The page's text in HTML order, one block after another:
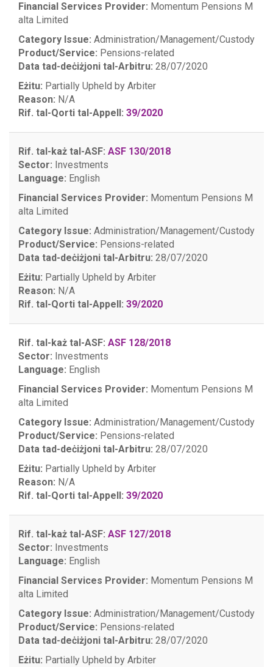
Financial Services Provider: Momentum Pensions M
alta Limited
Category Issue: Administration/Management/Custody
Product/Service: Pensions-related
Data tad-deċiżjoni tal-Arbitru: 28/07/2020
Eżitu: Partially Upheld by Arbiter
Reason: N/A
Rif. tal-Qorti tal-Appell: 39/2020
Rif. tal-każ tal-ASF: ASF 130/2018
Sector: Investments
Language: English
Financial Services Provider: Momentum Pensions M
alta Limited
Category Issue: Administration/Management/Custody
Product/Service: Pensions-related
Data tad-deċiżjoni tal-Arbitru: 28/07/2020
Eżitu: Partially Upheld by Arbiter
Reason: N/A
Rif. tal-Qorti tal-Appell: 39/2020
Rif. tal-każ tal-ASF: ASF 128/2018
Sector: Investments
Language: English
Financial Services Provider: Momentum Pensions M
alta Limited
Category Issue: Administration/Management/Custody
Product/Service: Pensions-related
Data tad-deċiżjoni tal-Arbitru: 28/07/2020
Eżitu: Partially Upheld by Arbiter
Reason: N/A
Rif. tal-Qorti tal-Appell: 39/2020
Rif. tal-każ tal-ASF: ASF 127/2018
Sector: Investments
Language: English
Financial Services Provider: Momentum Pensions M
alta Limited
Category Issue: Administration/Management/Custody
Product/Service: Pensions-related
Data tad-deċiżjoni tal-Arbitru: 28/07/2020
Eżitu: Partially Upheld by Arbiter